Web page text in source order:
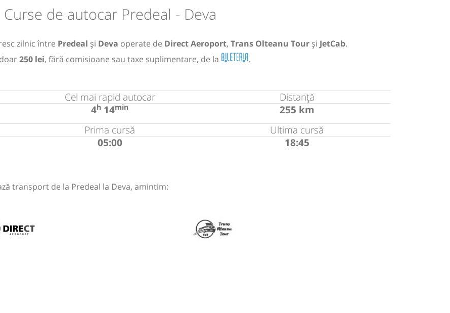
Curse de autocar Predeal - Deva
zilnic între Predeal și Deva operate de Direct Aeroport, Trans Olteanu Tour și JetCab.
250 lei, fără comisioane sau taxe suplimentare, de la .
Cel mai rapid autocar
4h 14min
Distanță
255 km
Prima cursă
05:00
Ultima cursă
18:45
transport de la Predeal la Deva, amintim: